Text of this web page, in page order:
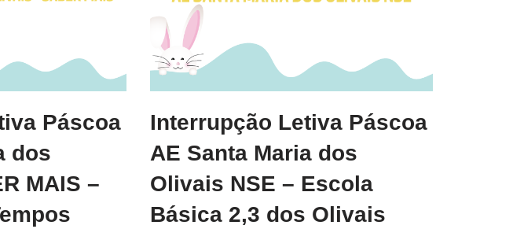
Páscoa
dos
MAIS –
Interrupção Letiva Páscoa
AE Santa Maria dos
Olivais NSE – Escola
Básica 2,3 dos Olivais